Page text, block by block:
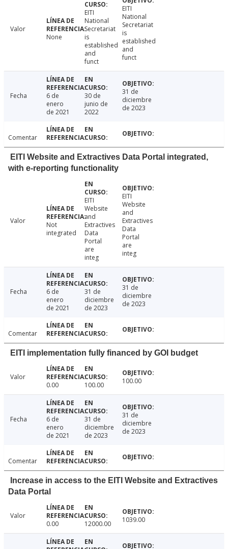
Valor
None
EITI
National
Secretariat
is
established
and
funct
EITI
National
Secretariat
is
established
and
funct
Fecha
6 de
enero
de 2021
30 de
junio de
2022
31 de
diciembre
de 2023
Comentar
EITI Website and Extractives Data Portal integrated,
with e-reporting functionality
Valor
Not
integrated
EITI
Website
and
Extractives
Data
Portal
are
integ
EITI
Website
and
Extractives
Data
Portal
are
integ
Fecha
6 de
enero
de 2021
31 de
diciembre
de 2023
31 de
diciembre
de 2023
Comentar
EITI implementation fully financed by GOI budget
Valor
0.00
100.00 100.00
Fecha
6 de
enero
de 2021
31 de
diciembre
de 2023
31 de
diciembre
de 2023
Comentar
Increase in access to the EITI Website and Extractives
Data Portal
Valor
0.00
12000.00 1039.00